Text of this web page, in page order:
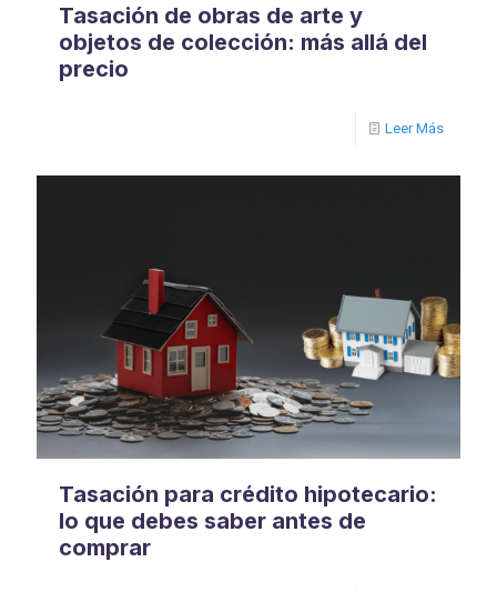
Tasación de obras de arte y
objetos de colección: más allá del
precio
Leer Más
Tasación para crédito hipotecario:
lo que debes saber antes de
comprar